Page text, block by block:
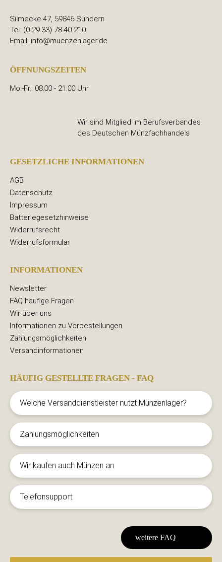
Silmecke 47, 59846 Sundern
Tel: (0 29 33) 78 40 210
Email: info@muenzenlager.de
ÖFFNUNGSZEITEN
Mo.-Fr.: 08:00 - 21:00 Uhr
Wir sind Mitglied im Berufsverbandes
des Deutschen Münzfachhandels
GESETZLICHE INFORMATIONEN
AGB
Datenschutz
Impressum
Batteriegesetzhinweise
Widerrufsrecht
Widerrufsformular
INFORMATIONEN
Newsletter
FAQ häufige Fragen
Wir über uns
Informationen zu Vorbestellungen
Zahlungsmöglichkeiten
Versandinformationen
HÄUFIG GESTELLTE FRAGEN - FAQ
Welche Versanddienstleister nutzt Münzenlager?
Zahlungsmöglichkeiten
Wir kaufen auch Münzen an
Telefonsupport
weitere FAQ